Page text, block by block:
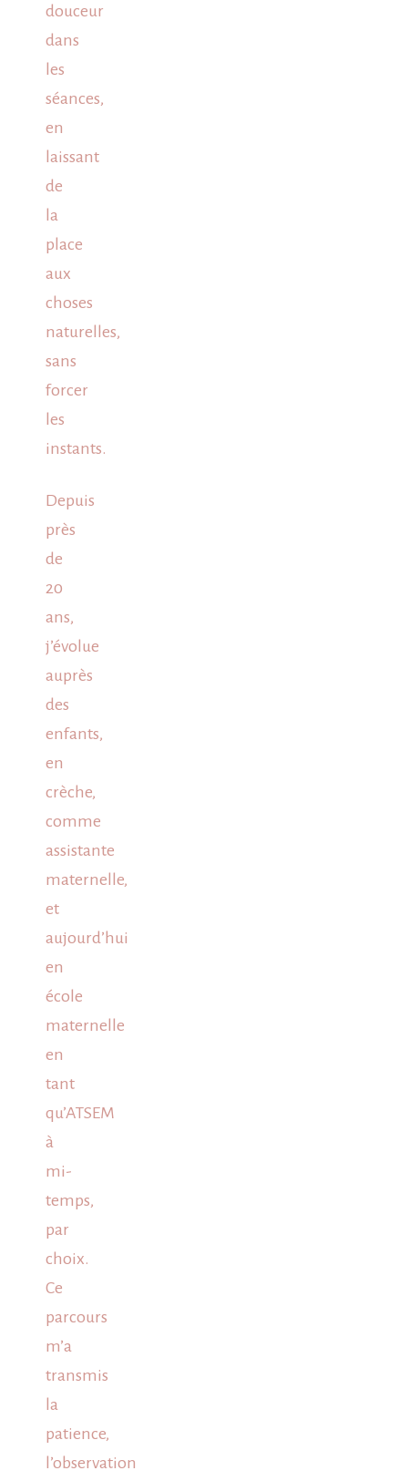
douceur
dans
les
séances,
en
laissant
de
la
place
aux
choses
naturelles,
sans
forcer
les
instants.
Depuis
près
de
20
ans,
j’évolue
auprès
des
enfants,
en
crèche,
comme
assistante
maternelle,
et
aujourd’hui
en
école
maternelle
en
tant
qu’ATSEM
à
mi-
temps,
par
choix.
Ce
parcours
m’a
transmis
la
patience,
l’observation